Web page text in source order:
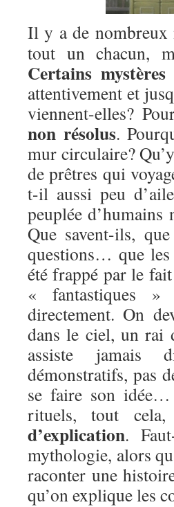
Il y a de nombreux
tout un chacun,
Certains
attentivement et
viennent-elles?
non résolus.
mur circulaire?
de prêtres qui
t-il aussi peu
peuplée
Que savent-ils,
questions… que les
été frappé par le
« fantastiques »
directement. On
dans le ciel, un rai
assiste jamais
démonstratifs, pas
se faire son
rituels, tout
d’explication.
mythologie, alors
raconter une
qu’on explique les